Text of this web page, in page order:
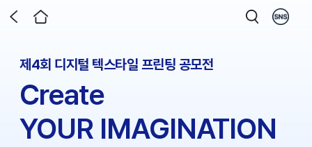
제4회 디지털 텍스타일 프린팅 공모전
Create
YOUR IMAGINATION